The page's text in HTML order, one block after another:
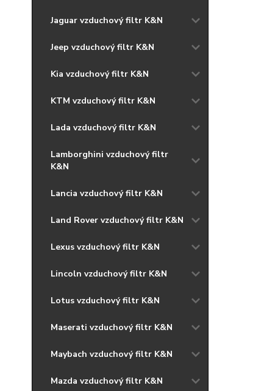
Jaguar vzduchový filtr K&N
Jeep vzduchový filtr K&N
Kia vzduchový filtr K&N
KTM vzduchový filtr K&N
Lada vzduchový filtr K&N
Lamborghini vzduchový filtr
K&N
Lancia vzduchový filtr K&N
Land Rover vzduchový filtr K&N
Lexus vzduchový filtr K&N
Lincoln vzduchový filtr K&N
Lotus vzduchový filtr K&N
Maserati vzduchový filtr K&N
Maybach vzduchový filtr K&N
Mazda vzduchový filtr K&N